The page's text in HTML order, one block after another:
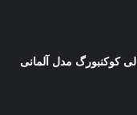
کوکنبورگ مدل آلمانی